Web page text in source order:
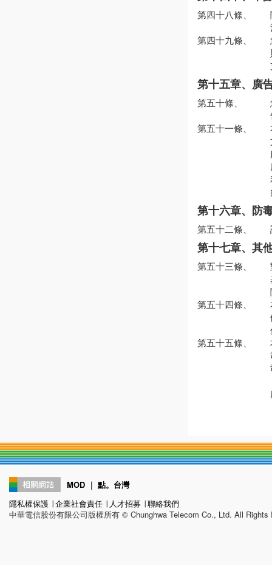
第四十八條、
第四十九條、
第十五章、廣
第五十條、
第五十一條、
第十六章、防
第五十二條、
第十七章、其
第五十三條、
第五十四條、
第五十五條、
MOD ｜ 點。台灣
隱私權保護 ∣企業社會責任 ∣ 人才招募 ∣聯絡我們
中華電信股份有限公司版權所有 © Chunghwa Telecom Co., Ltd. All